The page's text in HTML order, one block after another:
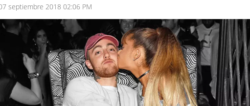
septiembre 2018 02:06 PM